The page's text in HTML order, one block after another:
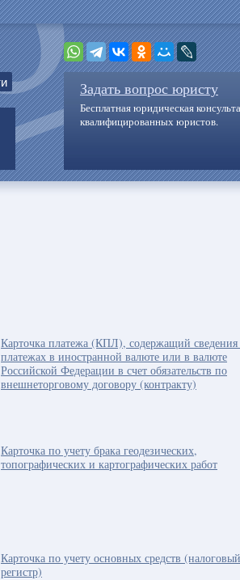
Задать вопрос юристу
Бесплатная юридическая
квалифицированных юристов.
Карточка платежа (КПЛ), содержащий
платежах в иностранной валюте или в валюте
Российской Федерации в счет обязательств по
внешнеторговому договору (контракту)
Карточка по учету брака геодезических,
топографических и картографических работ
Карточка по учету основных средств (налоговый
регистр)